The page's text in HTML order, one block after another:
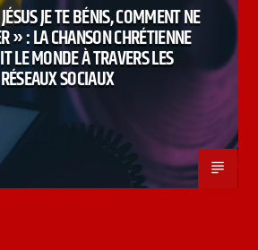
JE TE BÉNIS, COMMENT NE
» : LA CHANSON CHRÉTIENNE
LE MONDE À TRAVERS LES
RÉSEAUX SOCIAUX